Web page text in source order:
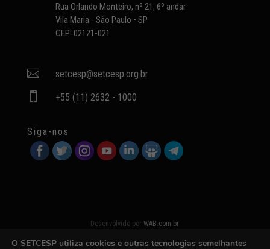
Rua Orlando Monteiro, nº 21, 6º andar
Vila Maria - São Paulo • SP
CEP: 02121-021
 setcesp@setcesp.org.br
 +55 (11) 2632 - 1000
Siga-nos
Desenvolvido porWAB.com.br
O SETCESP utiliza cookies e outras tecnologias semelhantes